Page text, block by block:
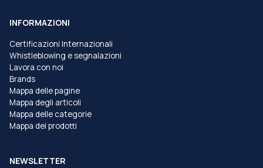
INFORMAZIONI
Certificazioni Internazionali
Whistleblowing e segnalazioni
Lavora con noi
Brands
Mappa delle pagine
Mappa degli articoli
Mappa delle categorie
Mappa dei prodotti
NEWSLETTER